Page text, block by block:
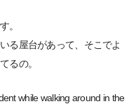
。
る屋台があって、そこでよ
るの。
while walking around in the